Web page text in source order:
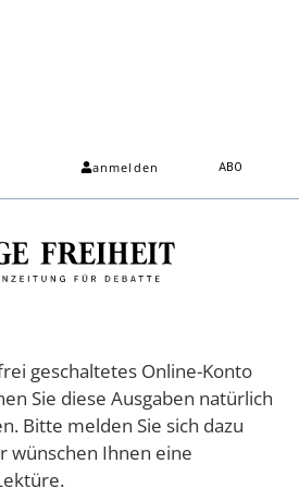
anmelden ABO
geschaltetes Online-Konto
Sie diese Ausgaben natürlich
Bitte melden Sie sich dazu
wünschen Ihnen eine